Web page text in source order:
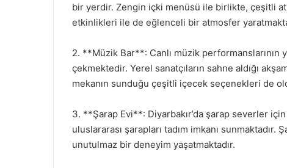
bir yerdir. Zengin içki menüsü ile birlikte, çeşitli
etkinlikleri ile de eğlenceli bir atmosfer
2. **Müzik Bar**: Canlı müzik performanslarının
çekmektedir. Yerel sanatçıların sahne aldığı
mekanın sunduğu çeşitli içecek seçenekleri de
3. **Şarap Evi**: Diyarbakır’da şarap severler
uluslararası şarapları tadım imkanı
unutulmaz bir deneyim yaşatmaktadır.